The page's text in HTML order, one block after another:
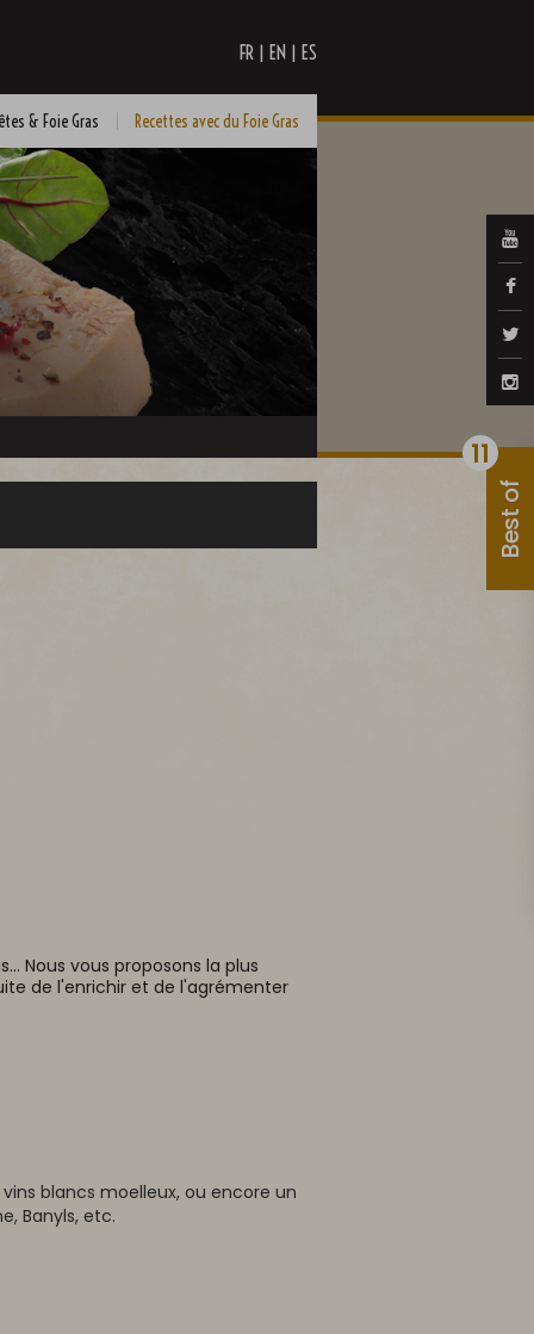
11
Best of
FR | EN | ES
& Foie Gras Recettes avec du Foie Gras
Nous vous proposons la plus
de l'enrichir et de l'agrémenter
blancs moelleux, ou encore un
Banyls, etc.